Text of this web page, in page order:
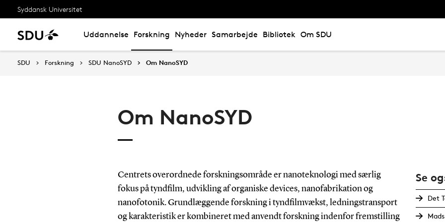
Syddansk Universitet
Uddannelse Forskning Nyheder Samarbejde Bibliotek Om SDU
SDU Forskning SDU NanoSYD Om NanoSYD
Om NanoSYD
Centrets overordnede forskningsområde er nanoteknologi med særlig
fokus på tyndfilm, udvikling af organiske devices, nanofabrikation og
nanofotonik. Grundlæggende forskning i tyndfilmvækst, ledningstransport
og karakteristik er kombineret med anvendt forskning indenfor fremstilling
Se
Det